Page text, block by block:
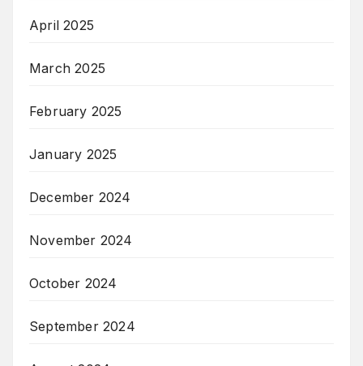
April 2025
March 2025
February 2025
January 2025
December 2024
November 2024
October 2024
September 2024